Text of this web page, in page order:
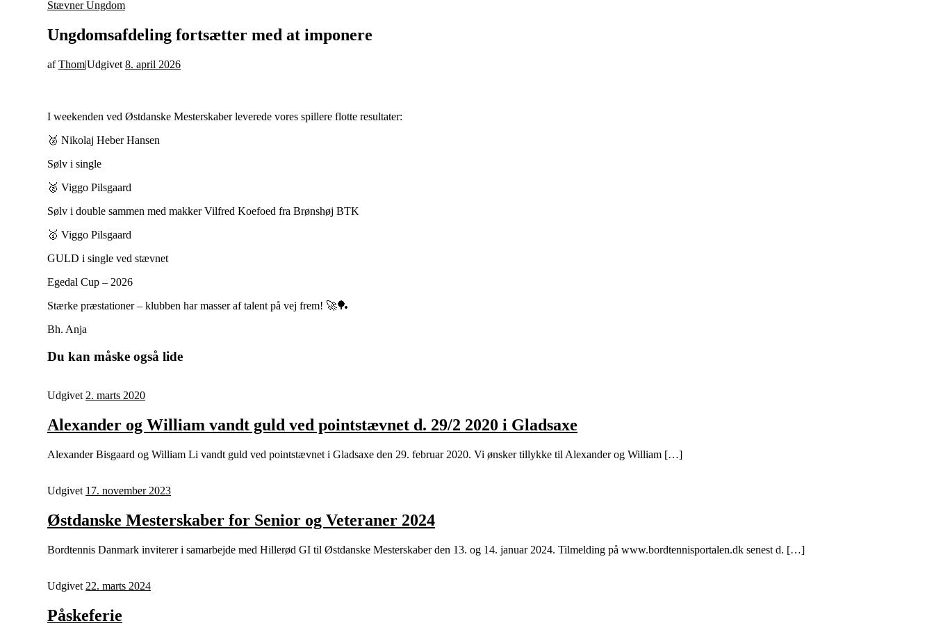
Stævner Ungdom
Ungdomsafdeling fortsætter med at imponere
afThom|Udgivet 8. april 2026
I weekenden ved Østdanske Mesterskaber leverede vores spillere flotte resultater:
🥈 Nikolaj Heber Hansen
Sølv i single
🥈 Viggo Pilsgaard
Sølv i double sammen med makker Vilfred Koefoed fra Brønshøj BTK
🥇 Viggo Pilsgaard
GULD i single ved stævnet
Egedal Cup – 2026
Stærke præstationer – klubben har masser af talent på vej frem! 🚀🏓
Bh. Anja
Du kan måske også lide
Udgivet 2. marts 2020
Alexander og William vandt guld ved pointstævnet d. 29/2 2020 i Gladsaxe
Alexander Bisgaard og William Li vandt guld ved pointstævnet i Gladsaxe den 29. februar 2020. Vi ønsker tillykke til Alexander og William […]
Udgivet 17. november 2023
Østdanske Mesterskaber for Senior og Veteraner 2024
Bordtennis Danmark inviterer i samarbejde med Hillerød GI til Østdanske Mesterskaber den 13. og 14. januar 2024. Tilmelding på www.bordtennisportalen.dk senest d. […]
Udgivet 22. marts 2024
Påskeferie